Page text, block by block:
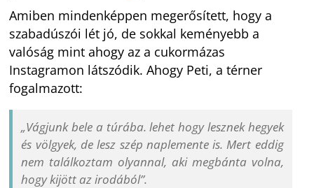
Amiben mindenképpen megerősített, hogy a
szabadúszói lét jó, de sokkal keményebb a
valóság mint ahogy az a cukormázas
Instagramon látszódik. Ahogy Peti, a térner
fogalmazott:
„Vágjunk bele a túrába. lehet hogy lesznek hegyek
és völgyek, de lesz szép naplemente is. Mert eddig
nem találkoztam olyannal, aki megbánta volna,
hogy kijött az irodából”.